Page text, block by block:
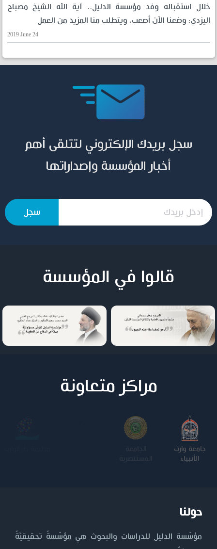
خلال استقباله وفد مؤسسة الدليل.. آية الله الشيخ مصباح
اليزدي: وضعنا الآن أصعب، ويتطلب منا المزيد من العمل
2019 June 24
سجل بريدك الإلكتروني لتتلقى أهم
أخبار المؤسسة وإصداراتها
قالوا في المؤسسة
مراكز متعاونة
جامعة وارث
الأنبياء
حولنا
مؤسّسة الدليل للدراسات والبحوث هي مؤسّسةٌ تحقيقيّةٌ